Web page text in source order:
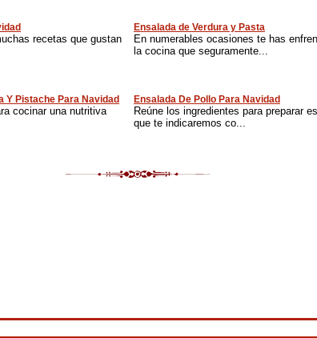
recetas que gustan
Ensalada de Verdura y Pasta
En numerables ocasiones te has
la cocina que seguramente...
Y Pistache Para Navidad
cocinar una nutritiva
Ensalada De Pollo Para Navidad
Reúne los ingredientes para preparar
que te indicaremos co...